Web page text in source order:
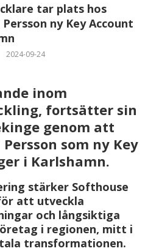
tar plats hos
ny Key Account
2024-09-24
inom
fortsätter sin
genom att
som ny Key
i Karlshamn.
stärker Softhouse
att utveckla
och långsiktiga
i regionen, mitt i
transformationen.